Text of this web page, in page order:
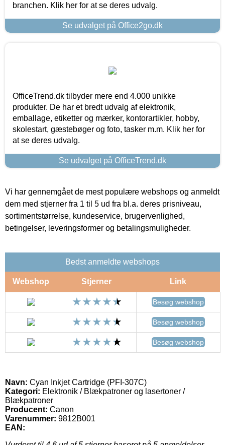
branchen. Klik her for at se deres udvalg.
Se udvalget på Office2go.dk
OfficeTrend.dk tilbyder mere end 4.000 unikke
produkter. De har et bredt udvalg af elektronik,
emballage, etiketter og mærker, kontorartikler, hobby,
skolestart, gæstebøger og foto, tasker m.m. Klik her for
at se deres udvalg.
Se udvalget på OfficeTrend.dk
Vi har gennemgået de mest populære webshops og anmeldt
dem med stjerner fra 1 til 5 ud fra bl.a. deres prisniveau,
sortimentstørrelse, kundeservice, brugervenlighed,
betingelser, leveringsformer og betalingsmuligheder.
Bedst anmeldte webshops
Webshop Stjerner Link
Besøg webshop
Besøg webshop
Besøg webshop
Navn: Cyan Inkjet Cartridge (PFI-307C)
Kategori: Elektronik / Blækpatroner og lasertoner /
Blækpatroner
Producent: Canon
Varenummer: 9812B001
EAN: